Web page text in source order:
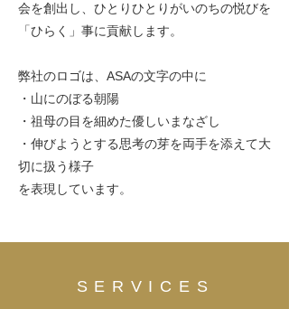
会を創出し、ひとりひとりがいのちの悦びを
「ひらく」事に貢献します。
弊社のロゴは、ASAの文字の中に
・山にのぼる朝陽
・祖母の目を細めた優しいまなざし
・伸びようとする思考の芽を両手を添えて大
切に扱う様子
を表現しています。
SERVICES